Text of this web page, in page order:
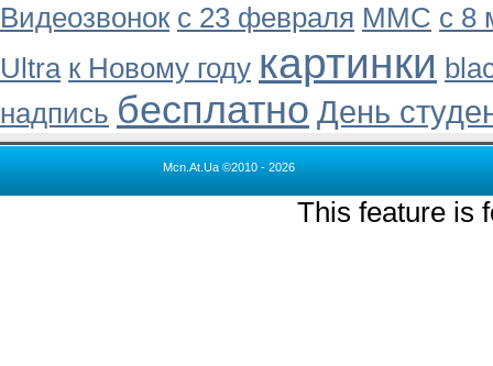
Видеозвонок с 23 февраля MMC с 8
Ultra к Новому году картинки
надпись бесплатно День
Mcn.At.Ua ©2010 - 2026
This feature is